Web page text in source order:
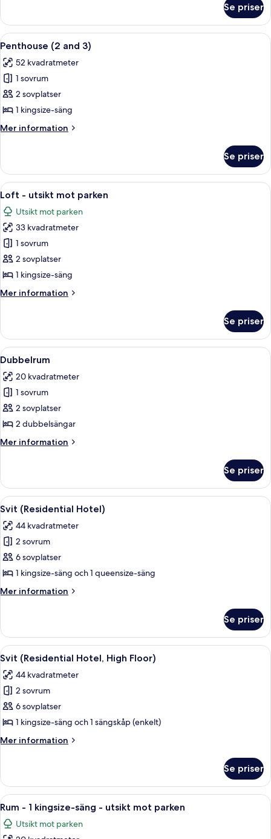
(One)
Se priser
Öppna
alla
foton
för
Penthouse
(2
and
3)
Ett modernt vardagsrum med en
3
Penthouse (2 and 3)
52 kvadratmeter
1 sovrum
2 sovplatser
1 kingsize-säng
Mer information
Mer
(2
and
3)
Se priser
Öppna
alla
foton
för
Loft
-
utsikt
parken
Ett modernt hotellrum med ett stort
5
Loft - utsikt mot parken
Utsikt mot parken
33 kvadratmeter
1 sovrum
2 sovplatser
1 kingsize-säng
Mer information
Mer
-
utsikt
mot
Se priser
Öppna
alla
foton
för
Dubbelrum
Ett sovrum med två sängar, en TV
4
Dubbelrum
20 kvadratmeter
1 sovrum
2 sovplatser
2 dubbelsängar
Mer information
Mer
Se priser
Öppna
alla
foton
för
Svit
(Residential
Hotel)
Ett modernt vardagsrum med
4
Svit (Residential Hotel)
44 kvadratmeter
2 sovrum
6 sovplatser
1 kingsize-säng och 1 queensize-säng
Mer information
Mer
(Residential
Hotel)
Se priser
Öppna
alla
foton
för
Svit
(Residential
Hotel,
High
Ett modernt vardagsrum med
4
Svit (Residential Hotel, High Floor)
44 kvadratmeter
2 sovrum
6 sovplatser
1 kingsize-säng och 1 sängskåp (enkelt)
Mer information
Mer
(Residential
Hotel,
High
Se priser
Öppna
alla
foton
Ett sovrum med ett stort fönster, en
4
Rum - 1 kingsize-säng - utsikt mot parken
Utsikt mot parken